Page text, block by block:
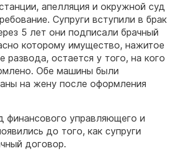
апелляция и окружной суд
Супруги вступили в брак
5 лет они подписали брачный
которому имущество, нажитое
развода, остается у того, на кого
Обе машины были
на жену после оформления
финансового управляющего и
до того, как супруги
договор.